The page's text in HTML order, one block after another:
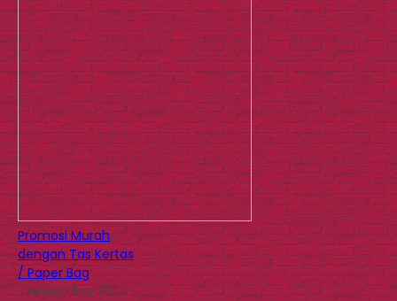
Promosi Murah
dengan Tas Kertas
/ Paper Bag
7 November 2017